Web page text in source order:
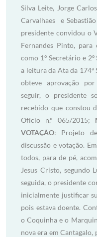
Silva Leite, Jorge
Carvalhaes e
presidente convidou o
Fernandes Pinto, para
como 1º Secretário e
a leitura da Ata da 174ª
obteve aprovação
seguir, o presidente
recebido que constou
Ofício n.º 065/2015;
VOTAÇÃO: Projeto
discussão e votação.
todos, para de pé,
Jesus Cristo, segundo
seguida, o presidente
inicialmente justificar
pois estava doente.
o Coquinha e o
nova era em